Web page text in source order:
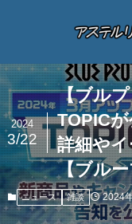
【ブル
TOPIC
詳細や
【ブル
2024
3/22
ニュース 雑談 2024